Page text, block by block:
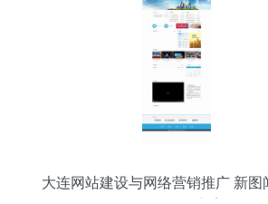
大连网站建设与网络营销推广 新图